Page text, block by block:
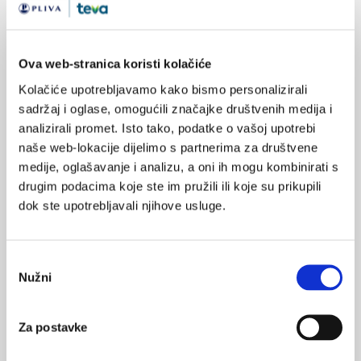
Ova web-stranica koristi kolačiće
Kolačiće upotrebljavamo kako bismo personalizirali
sadržaj i oglase, omogućili značajke društvenih medija i
analizirali promet. Isto tako, podatke o vašoj upotrebi
naše web-lokacije dijelimo s partnerima za društvene
medije, oglašavanje i analizu, a oni ih mogu kombinirati s
drugim podacima koje ste im pružili ili koje su prikupili
dok ste upotrebljavali njihove usluge.
pristanka
Nužni
Za postavke
Izvor:European Respiratory Society (ERS) 2024 Congress
eozinofilija
dišni putovi egzacerbacija
MI SE
1
POVRATAK
Smjernice za liječenje akutne egzacerbacije KOPB-a u
hitnoj medicinskoj službi